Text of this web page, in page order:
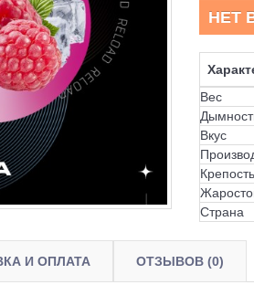
НЕТ
Вес
Вкус
Крепость
Страна
И ОПЛАТА ОТЗЫВОВ (0)